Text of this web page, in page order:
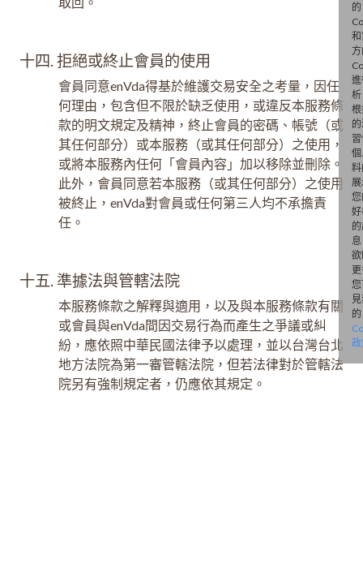
的
的
十四. 拒絕或終止會員的使用
會員同意enVda得基於維護交易安全之考量，因任
何理由，包含但不限於缺乏使用，或違反本服務條
款的明文規定及精神，終止會員的密碼、帳號（或
其任何部分）或本服務（或其任何部分）之使用，
或將本服務內任何「會員內容」加以移除並刪除。
此外，會員同意若本服務（或其任何部分）之使用
被終止，enVda對會員或任何第三人均不承擔責
任。
十五. 準據法與管轄法院
本服務條款之解釋與適用，以及與本服務條款有關
或會員與enVda間因交易行為而產生之爭議或糾
紛，應依照中華民國法律予以處理，並以台灣台北
地方法院為第一審管轄法院，但若法律對於管轄法
院另有強制規定者，仍應依其規定。